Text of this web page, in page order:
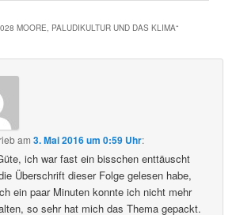
MOORE, PALUDIKULTUR UND DAS KLIMA“
am3. Mai 2016 um 0:59 Uhr:
ich war fast ein bisschen enttäuscht
Überschrift dieser Folge gelesen habe,
ein paar Minuten konnte ich nicht mehr
so sehr hat mich das Thema gepackt.